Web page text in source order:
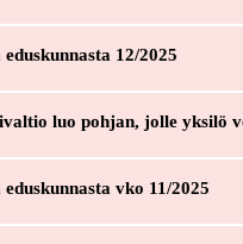
12/2025
luo pohjan, jolle yksilö
vko 11/2025